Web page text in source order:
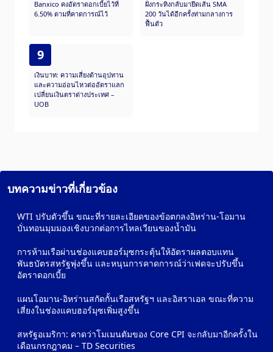
Banxico คงอัตราดอกเบี้ยไว้ที่
6.50% ตามที่คาดการณ์ไว้
ฝั่งกระทิงกลับมายึดเส้น SMA
200 วันได้อีกครั้งท่ามกลางการ
ฟื้นตัว
9
เงินบาท: ความเสี่ยงด้านอุปทาน
และความอ่อนไหวต่ออัตราแลก
เปลี่ยนเงินตราต่างประเทศ –
UOB
บทความข่าวที่เกี่ยวข้อง
WTI ปรับตัวขึ้น ขณะที่รายละเอียดของข้อตกลงอิหร่าน-โอมาน
บั่นทอนมุมมองเชิงบวกต่อการไหลเวียนของน้ำมัน
การห้ามเรือผ่านช่องแคบฮอร์มุซกระตุ้นให้อัตราผลตอบแทน
พันธบัตรสหรัฐพุ่งขึ้น และหนุนการคาดการณ์ว่าเฟดจะปรับขึ้น
อัตราดอกเบี้ย
แผนโอมาน-อิหร่านสกัดกั้นเรือสหรัฐฯ และอิสราเอล ขณะที่ความ
เสี่ยงในช่องแคบฮอร์มุซเพิ่มสูงขึ้น
สหรัฐอเมริกา: คาดว่าโมเมนตัมของ Core CPI จะกลับมาอีกครั้งใน
เดือนกรกฎาคม – TD Securities